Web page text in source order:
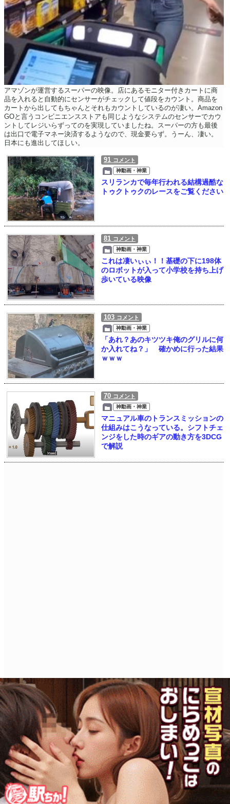
アマゾンが運営するスーパーの映像。店にあるモニター付きカートに商
品を入れると自動的にセンサーがチェックして値段をカウント。商品を
カートから出してもちゃんとそれもカウントしているのが凄い。Amazon
GOと言うコンビニエンスストアも同じようなシステムのセンサーでカウ
ントしてレジいらずってのを実現していましたね。スーパーの方も最後
は出口で電子マネー決済するようなので、現金要らず。うーん、凄い。
日本にも進出してほしい。
91 コメント
神動画・神業
スリランカで毎年行われる結構過酷な
トゥクトゥクのレースをご覧ください
81 コメント
神動画・神業
これは凄いぃぃ！！基礎の下に198体
のロボットが入って小学校を持ち上げ
歩いている映像
103 コメント
神動画・神業
「あれ？あのキツツキ俺のグリルに何
か入れてね？」 確かめに行った結果
ｗｗｗ
70 コメント
神動画・神業
マニュアル車のトランスミッションの
仕組みはこうなっている。シフトチェ
ンジをした時のギアの動き方を3DCG
で解説